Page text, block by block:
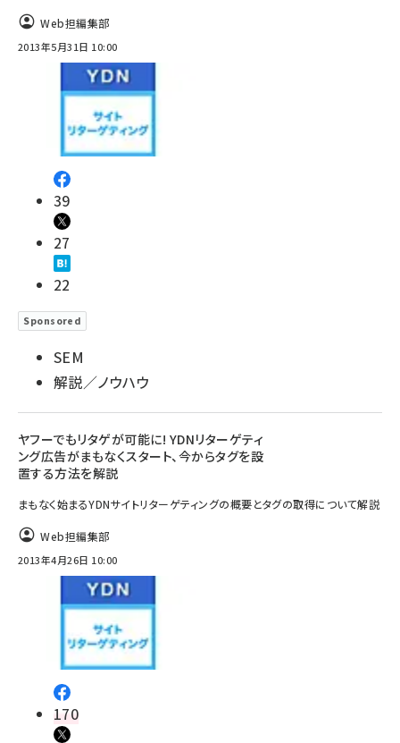
Web担編集部
2013年5月31日 10:00
39
27
22
Sponsored
SEM
解説／ノウハウ
ヤフーでもリタゲが可能に! YDNリターゲティ
ング広告がまもなくスタート、今からタグを設
置する方法を解説
まもなく始まるYDNサイトリターゲティングの概要とタグの取得について解説
Web担編集部
2013年4月26日 10:00
170